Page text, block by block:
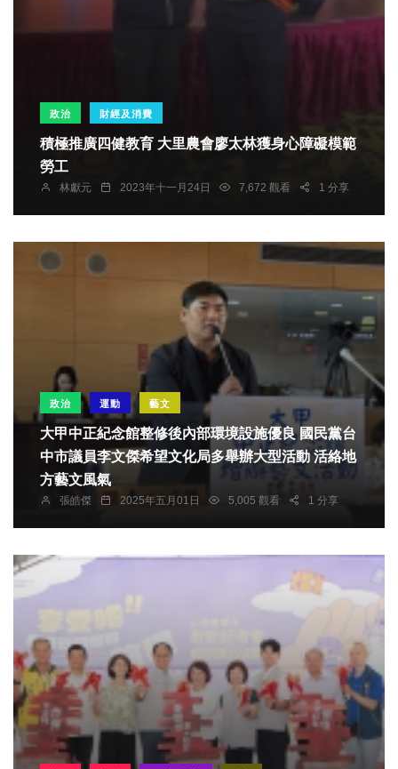
政治 財經及消費
積極推廣四健教育 大里農會廖太林獲身心障礙模範
勞工
林獻元 2023年十一月24日 7,672 觀看 1 分享
政治 運動 藝文
大甲中正紀念館整修後內部環境設施優良 國民黨台
中市議員李文傑希望文化局多舉辦大型活動 活絡地
方藝文風氣
張皓傑 2025年五月01日 5,005 觀看 1 分享